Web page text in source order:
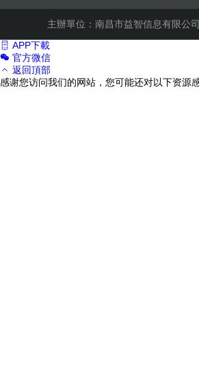
主辦單位：南昌市益智信息有限公
APP下載
官方微信
返回頂部
感谢您访问我们的网站，您可能还对以下资源